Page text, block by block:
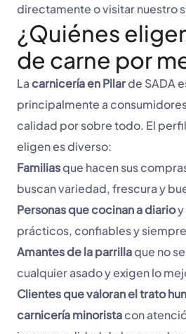
directamente o visitar nuestro
¿Quiénes
de carne por
Lacarnicería en Pilarde SADA
principalmente a
calidad por sobre todo. El
eligen es diverso:
Familiasque hacen sus
buscan variedad, frescura y
Personas que cocinan a diarioy
prácticos, confiables y
Amantes de la parrillaque no
cualquier asado y exigen lo
Clientes que valoran el trato
carnicería minoristacon